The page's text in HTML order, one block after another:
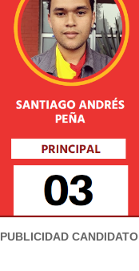
PUBLICIDAD CANDIDATO